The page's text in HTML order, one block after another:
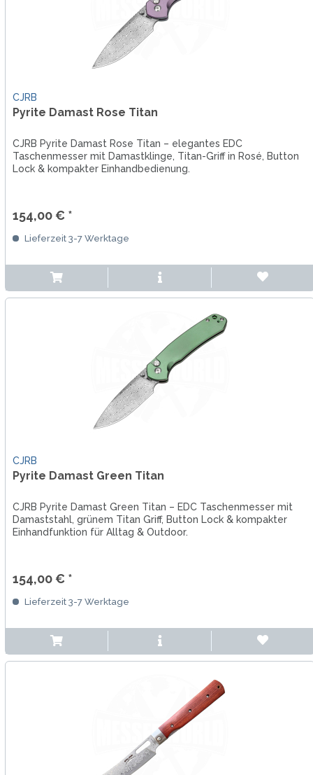
CJRB
Pyrite Damast Rose Titan
CJRB Pyrite Damast Rose Titan – elegantes EDC
Taschenmesser mit Damastklinge, Titan-Griff in Rosé, Button
Lock & kompakter Einhandbedienung.
154,00 € *
Lieferzeit 3-7 Werktage
CJRB
Pyrite Damast Green Titan
CJRB Pyrite Damast Green Titan – EDC Taschenmesser mit
Damaststahl, grünem Titan Griff, Button Lock & kompakter
Einhandfunktion für Alltag & Outdoor.
154,00 € *
Lieferzeit 3-7 Werktage